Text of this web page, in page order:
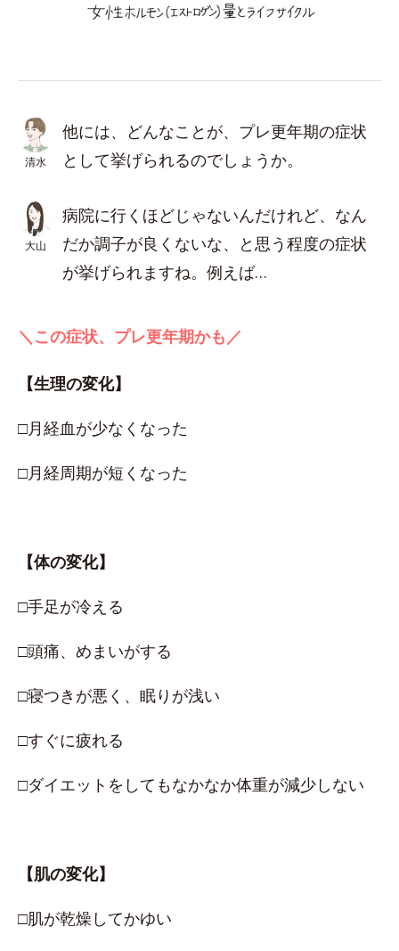
清水
他には、どんなことが、プレ更年期の症状
として挙げられるのでしょうか。
大山
病院に行くほどじゃないんだけれど、なん
だか調子が良くないな、と思う程度の症状
が挙げられますね。例えば…
＼この症状、プレ更年期かも／
【生理の変化】
□月経血が少なくなった
□月経周期が短くなった
【体の変化】
□手足が冷える
□頭痛、めまいがする
□寝つきが悪く、眠りが浅い
□すぐに疲れる
□ダイエットをしてもなかなか体重が減少しない
【肌の変化】
□肌が乾燥してかゆい